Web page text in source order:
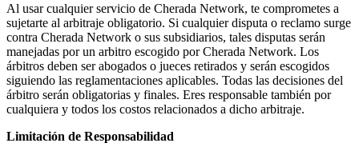
Al usar cualquier servicio de Cherada Network, te comprometes a
sujetarte al arbitraje obligatorio. Si cualquier disputa o reclamo surge
contra Cherada Network o sus subsidiarios, tales disputas serán
manejadas por un arbitro escogido por Cherada Network. Los
árbitros deben ser abogados o jueces retirados y serán escogidos
siguiendo las reglamentaciones aplicables. Todas las decisiones del
árbitro serán obligatorias y finales. Eres responsable también por
cualquiera y todos los costos relacionados a dicho arbitraje.
Limitación de Responsabilidad